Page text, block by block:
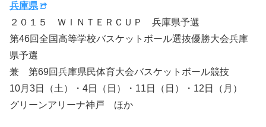
兵庫県
２０１５ ＷＩＮＴＥＲＣＵＰ 兵庫県予選
第46回全国高等学校バスケットボール選抜優勝大会兵庫
県予選
兼 第69回兵庫県民体育大会バスケットボール競技
10月3日（土）・4日（日）・11日（日）・12日（月）
グリーンアリーナ神戸 ほか